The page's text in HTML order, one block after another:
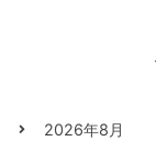
2026年8月